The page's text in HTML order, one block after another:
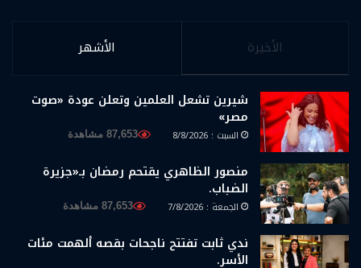
الأخيرة الأشهر
شيرين تشعل العلمين وتعلن عودة «صوت
مصر»
السبت : 8/8/2026 87,653 مشاهدة
منصور الظاهري يقتحم رمضان بـ«جزيرة
الضباب.
الجمعة : 7/8/2026 87,653 مشاهدة
ندي ثابت تفتتح ناجحات بقصه ألهمت مئات
الأسر.